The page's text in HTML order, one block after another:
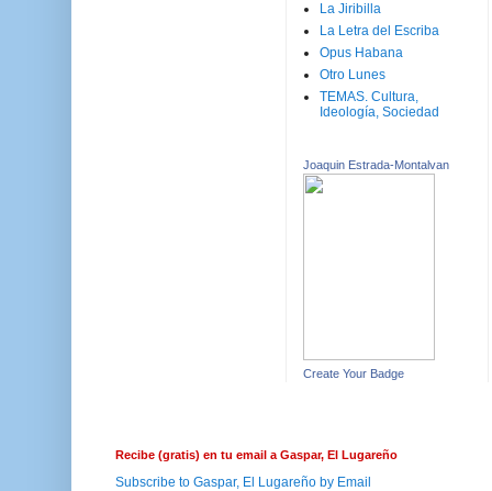
La Jiribilla
La Letra del Escriba
Opus Habana
Otro Lunes
TEMAS. Cultura,
Ideología, Sociedad
Joaquin Estrada-Montalvan
Create Your Badge
Recibe (gratis) en tu email a Gaspar, El Lugareño
Subscribe to Gaspar, El Lugareño by Email